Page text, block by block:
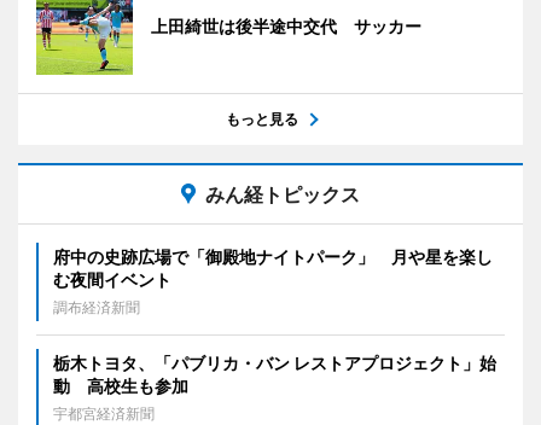
上田綺世は後半途中交代 サッカー
もっと見る
みん経トピックス
府中の史跡広場で「御殿地ナイトパーク」 月や星を楽し
む夜間イベント
調布経済新聞
栃木トヨタ、「パブリカ・バン レストアプロジェクト」始
動 高校生も参加
宇都宮経済新聞